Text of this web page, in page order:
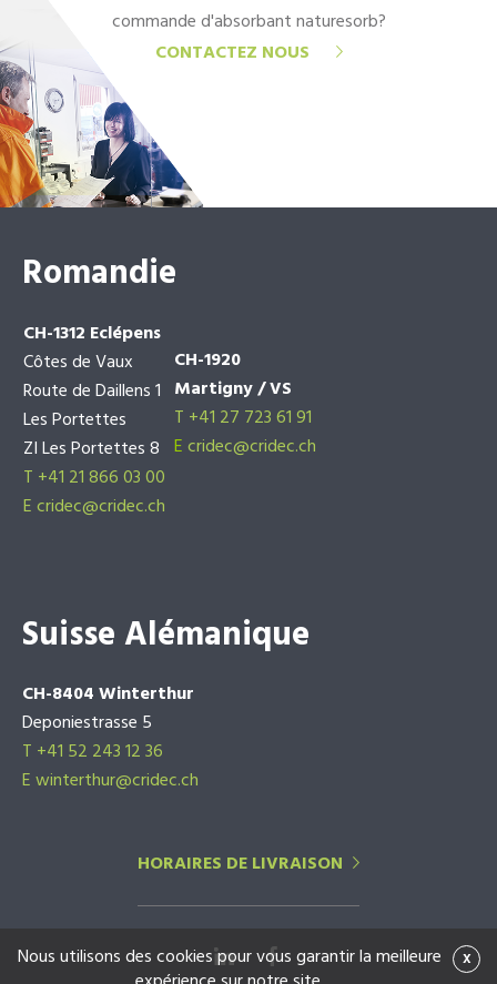
commande d'absorbant naturesorb?
CONTACTEZ NOUS
Romandie
CH-1312 Eclépens
Côtes de Vaux
Route de Daillens 1
Les Portettes
ZI Les Portettes 8
T +41 21 866 03 00
Ecridec@cridec.ch
CH-1920
Martigny / VS
T +41 27 723 61 91
Ecridec@cridec.ch
Suisse Alémanique
CH-8404 Winterthur
Deponiestrasse 5
T +41 52 243 12 36
E winterthur@cridec.ch
HORAIRES DE LIVRAISON
x
Nous utilisons des cookies pour vous garantir la meilleure